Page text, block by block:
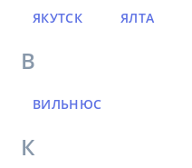
ЯКУТСК ЯЛТА
В
ВИЛЬНЮС
К